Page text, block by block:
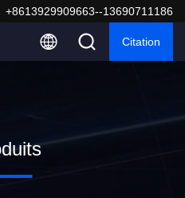
+8613929909663--13690711186
Citation